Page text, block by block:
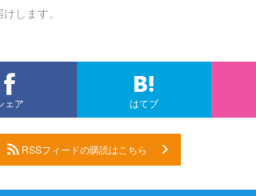
します。
ェア はてブ
RSSフィードの購読はこちら